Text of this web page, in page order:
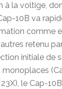
à la voltige,
10B va
comme
retenu par
initiale de
monoplaces
le Cap-